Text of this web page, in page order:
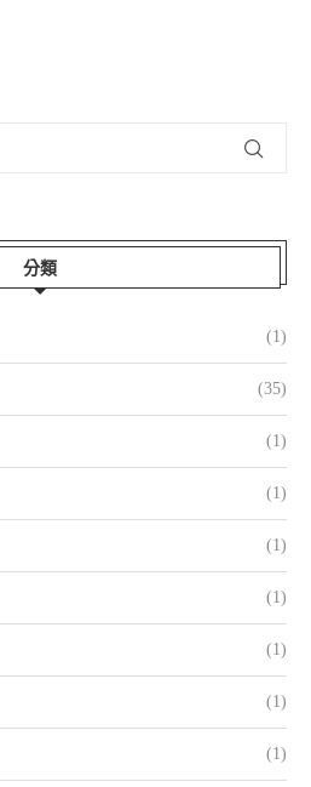
分類
(1)
(35)
(1)
(1)
(1)
(1)
(1)
(1)
(1)